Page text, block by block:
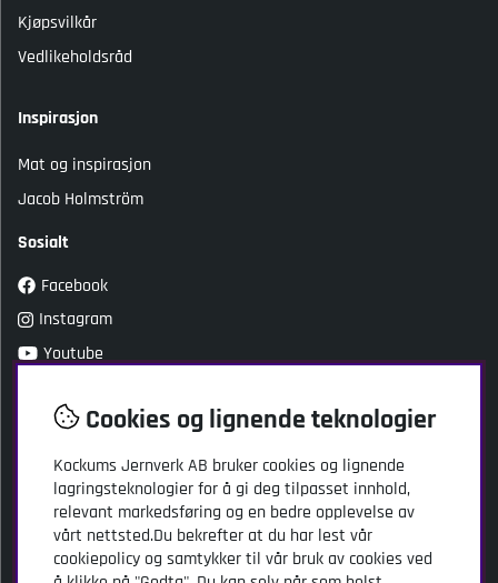
Kjøpsvilkår
Vedlikeholdsråd
Inspirasjon
Mat og inspirasjon
Jacob Holmström
Sosialt
Facebook
Instagram
Youtube
Kockums Jernverk AB
Adresse: Stansgatan 2
SE-334 32 Anderstorp
Sverige
Cookies og lignende teknologier
Kockums Jernverk AB bruker cookies og lignende
lagringsteknologier for å gi deg tilpasset innhold,
relevant markedsføring og en bedre opplevelse av
vårt nettsted.Du bekrefter at du har lest vår
cookiepolicy og samtykker til vår bruk av cookies ved